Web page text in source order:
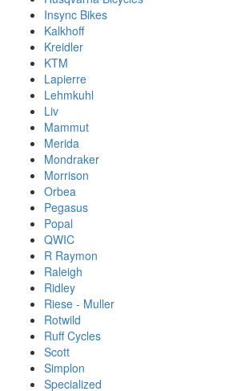
Insync Bikes
Kalkhoff
Kreidler
KTM
Lapierre
Lehmkuhl
Liv
Mammut
Merida
Mondraker
Morrison
Orbea
Pegasus
Popal
QWIC
R Raymon
Raleigh
Ridley
Riese - Muller
Rotwild
Ruff Cycles
Scott
Simplon
Specialized